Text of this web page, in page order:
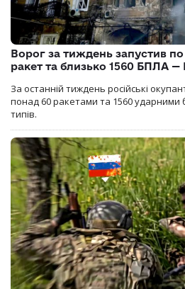
Ворог за тиждень запустив по
ракет та близько 1560 БПЛА —
За останній тиждень російські
понад 60 ракетами та 1560 ударними
типів.